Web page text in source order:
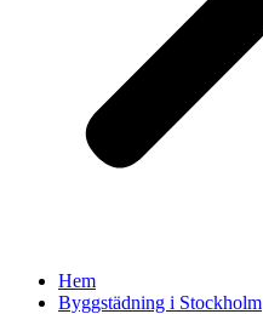
Hem
Byggstädning i Stockholm